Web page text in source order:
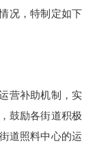
况，特制定如下
营补助机制， 实
鼓励各街道积极
街道照料中心的运